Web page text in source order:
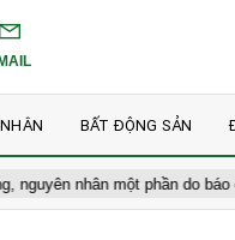
BẤT ĐỘNG SẢN
nhân một phần do báo cáo từ